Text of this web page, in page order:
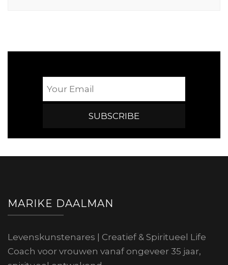
MARIKE DAALMAN
Levenskunstenares | Creatief & Spiritueel Life
Coach voor vrouwen vanaf ongeveer 35 jaar,